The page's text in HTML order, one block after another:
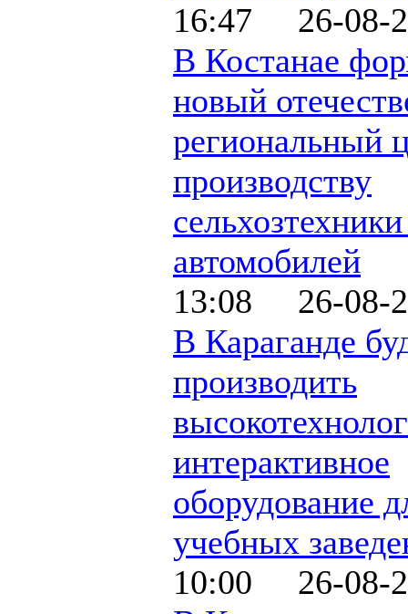
16:47 26-08-
В Костанае
новый
региональный
производству
автомобилей
13:08 26-08-
В Караганде
производить
интерактивное
оборудование
учебных
10:00 26-08-